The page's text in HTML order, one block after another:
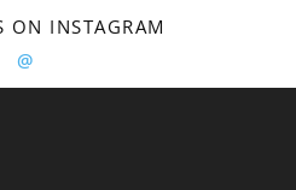
ON INSTAGRAM
@